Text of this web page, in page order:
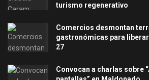
turismo regenerativo
Comercios desmontan
gastronómicas para
27
Convocan a charlas sobre